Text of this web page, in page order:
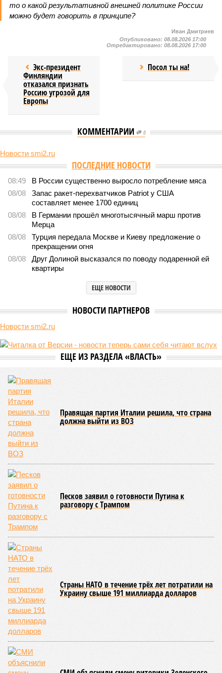
то о какой результативной внешней политике России
можно будет говорить в принципе?
Иван Дмитриев
Опубликовано: 08.08.2026 17:00
Отредактировано: 08.08.2026 17:00
Экс-президент
Финляндии
отказался признать
Россию угрозой для
Европы
Посол ты на!
КОММЕНТАРИИ 0
Новости smi2.ru
ПОСЛЕДНИЕ НОВОСТИ
08:49
В России существенно выросло потребление мяса
08/08
Запас ракет-перехватчиков Patriot у США
составляет менее 1700 единиц
08/08
В Германии прошёл многотысячный марш против
Мерца
08/08
Турция передала Москве и Киеву предложение о
прекращении огня
08/08
Друг Долиной высказался по поводу подаренной ей
квартиры
ЕЩЕ НОВОСТИ
НОВОСТИ ПАРТНЕРОВ
Новости smi2.ru
ЕЩЕ ИЗ РАЗДЕЛА «ВЛАСТЬ»
Правящая партия Италии решила, что страна
должна выйти из ВОЗ
Песков заявил о готовности Путина к
разговору с Трампом
Страны НАТО в течение трёх лет потратили на
Украину свыше 191 миллиарда долларов